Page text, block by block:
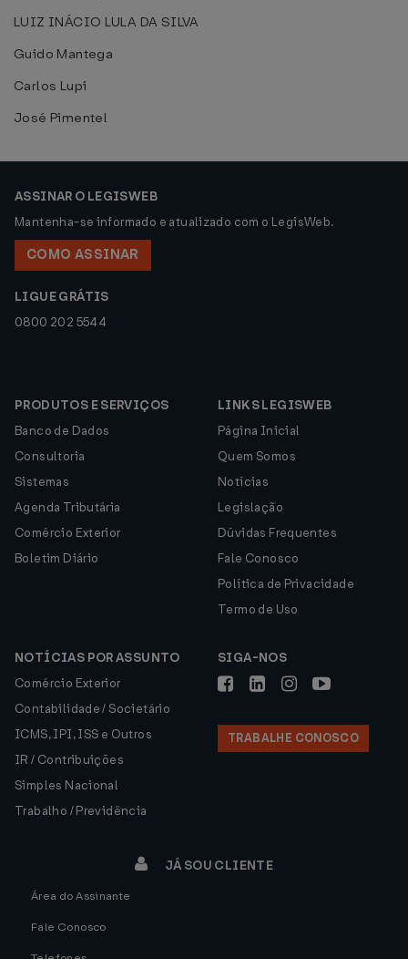
LUIZ INÁCIO LULA DA SILVA
Guido Mantega
Carlos Lupi
José Pimentel
ASSINAR O LEGISWEB
Mantenha-se informado e atualizado com o LegisWeb.
COMO ASSINAR
LIGUE GRÁTIS
0800 202 5544
PRODUTOS E SERVIÇOS
Banco de Dados
Consultoria
Sistemas
Agenda Tributária
Comércio Exterior
Boletim Diário
LINKS LEGISWEB
Página Inicial
Quem Somos
Notícias
Legislação
Dúvidas Frequentes
Fale Conosco
Política de Privacidade
Termo de Uso
NOTÍCIAS POR ASSUNTO
Comércio Exterior
Contabilidade / Societário
ICMS, IPI, ISS e Outros
IR / Contribuições
Simples Nacional
Trabalho / Previdência
SIGA-NOS
TRABALHE CONOSCO
JÁ SOU CLIENTE
Área do Assinante
Fale Conosco